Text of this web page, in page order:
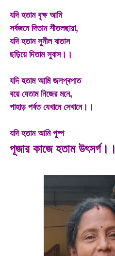
যদি হতাম বৃক্ষ আমি
সর্বজনে দিতাম শীতলছায়া,
যদি হতাম সুনীল বাতাস
ছড়িয়ে দিতাম সুবাস।।
যদি হতাম আমি জলপ্ৰপাত
বয়ে যেতাম নিজের মনে,
পাহাড় পর্বত যেখানে সেখানে।।
যদি হতাম আমি পুষ্প
পূজার কাজে হতাম উৎসর্গ।।